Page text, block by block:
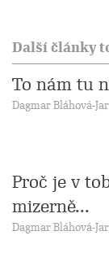
Další články
To nám tu
Dagmar Bláhová-
Proč je v
mizerně...
Dagmar Bláhová-